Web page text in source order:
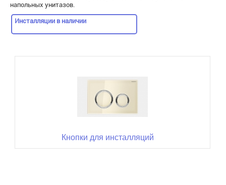
напольных унитазов.
Инсталляции в наличии
Кнопки для инсталляций